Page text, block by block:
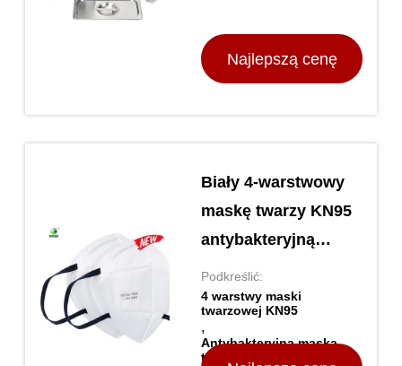
Najlepszą cenę
Biały 4-warstwowy
maskę twarzy KN95
antybakteryjną
Certyfikacja CE
Podkreślić:
4 warstwy maski
twarzowej KN95
,
Antybakteryjna maska
twarzy KN95